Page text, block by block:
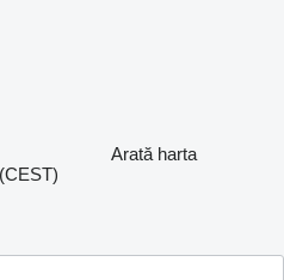
Arată harta